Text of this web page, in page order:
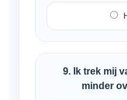
9. Ik trek mij
minder